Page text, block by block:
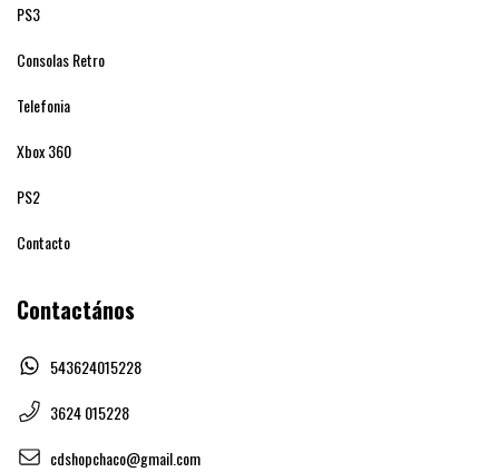
PS3
Consolas Retro
Telefonia
Xbox 360
PS2
Contacto
Contactános
543624015228
3624 015228
cdshopchaco@gmail.com